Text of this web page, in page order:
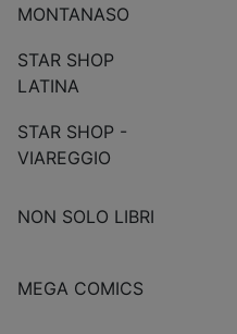
MONTANASO
STAR SHOP
LATINA
STAR SHOP -
VIAREGGIO
NON SOLO
MEGA